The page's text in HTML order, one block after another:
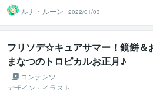
ルナ・ルーン
2022/01/03
フリソデ☆キュアサマー！鏡餅
まなつのトロピカルお正月♪
コンテンツ
デザイン・イラスト